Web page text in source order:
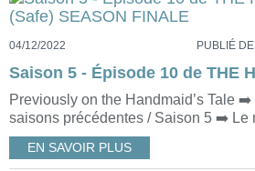
04/12/2022 PUBLIÉ
Previously on the Handmaid’s Tale
saisons précédentes / Saison 5 ➡️ Le
EN SAVOIR PLUS